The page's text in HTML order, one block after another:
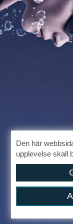
Den här
upplevelse skall